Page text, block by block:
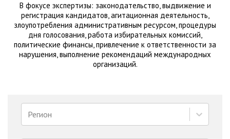
В фокусе экспертизы: законодательство, выдвижение и
регистрация кандидатов, агитационная деятельность,
злоупотребления административным ресурсом, процедуры
дня голосования, работа избирательных комиссий,
политические финансы, привлечение к ответственности за
нарушения, выполнение рекомендаций международных
организаций.
Регион